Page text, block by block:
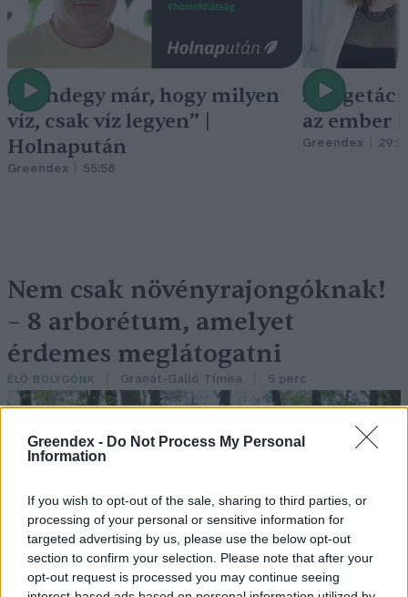
Greendex - Do Not Process My Personal
Information
If you wish to opt-out of the sale, sharing to third parties, or
processing of your personal or sensitive information for
targeted advertising by us, please use the below opt-out
section to confirm your selection. Please note that after your
opt-out request is processed you may continue seeing
„Mindegy már, hogy milyen
víz, csak víz legyen” |
Holnapután
Greendex 55:58
A
az ember
Greendex
Nem csak növényrajongóknak!
– 8 arborétum, amelyet
érdemes meglátogatni
ÉLŐ BOLYGÓNK Granát-Galló Tímea 5 perc